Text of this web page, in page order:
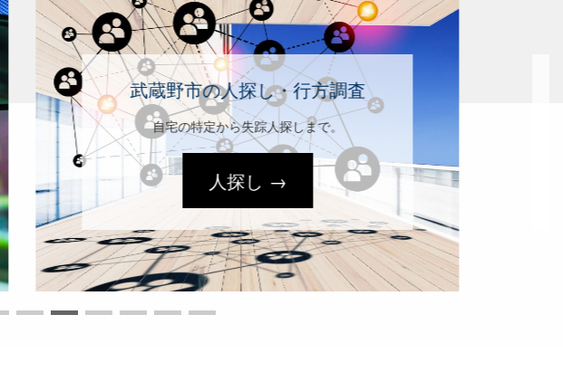
武蔵野市の婚前・結婚調査
婚約者の身元情報を収集。
結婚調査→